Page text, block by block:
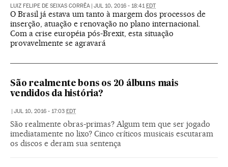
LUIZ FELIPE DE SEIXAS CORRÊA JUL 10, 2016 - 18:41 EDT
O Brasil já estava um tanto à margem dos processos de
inserção, atuação e renovação no plano internacional.
Com a crise européia pós-Brexit, esta situação
provavelmente se agravará
São realmente bons os 20 álbuns mais
vendidos da história?
JUL 10, 2016 - 17:03 EDT
São realmente obras-primas? Algum tem que ser jogado
imediatamente no lixo? Cinco críticos musicais escutaram
os discos e deram sua sentença